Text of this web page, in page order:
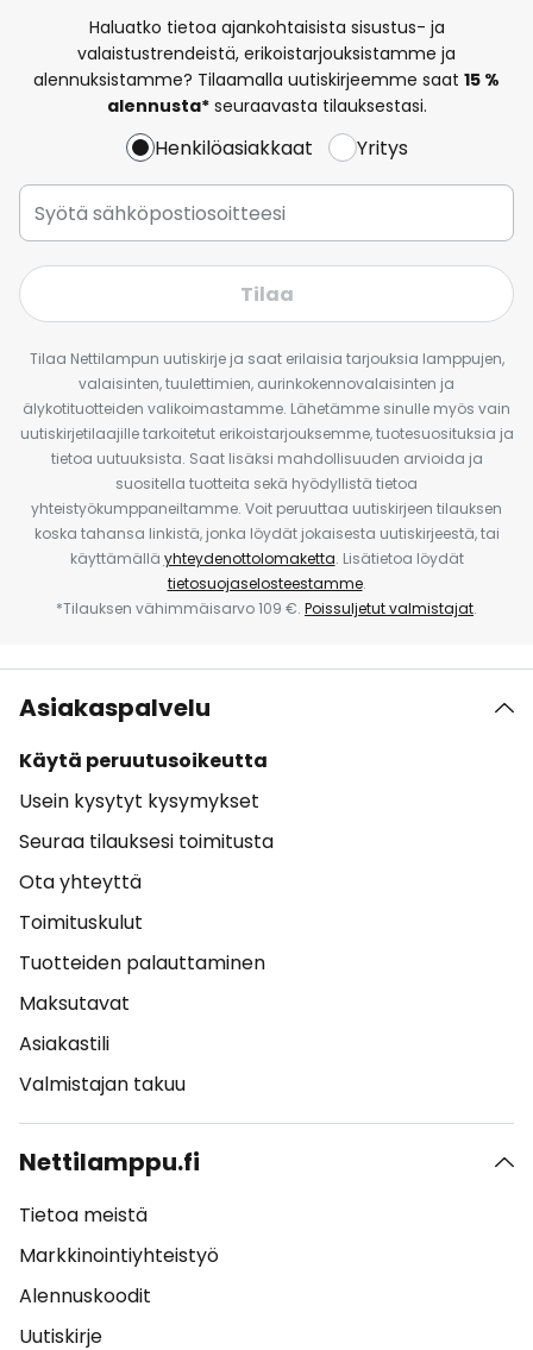
Haluatko tietoa ajankohtaisista sisustus- ja
valaistustrendeistä, erikoistarjouksistamme ja
alennuksistamme? Tilaamalla uutiskirjeemme saat 15 %
alennusta*seuraavasta tilauksestasi.
Henkilöasiakkaat Yritys
Tilaa
Tilaa Nettilampun uutiskirje ja saat erilaisia tarjouksia lamppujen,
valaisinten, tuulettimien, aurinkokennovalaisinten ja
älykotituotteiden valikoimastamme. Lähetämme sinulle myös vain
uutiskirjetilaajille tarkoitetut erikoistarjouksemme, tuotesuosituksia ja
tietoa uutuuksista. Saat lisäksi mahdollisuuden arvioida ja
suositella tuotteita sekä hyödyllistä tietoa
yhteistyökumppaneiltamme. Voit peruuttaa uutiskirjeen tilauksen
koska tahansa linkistä, jonka löydät jokaisesta uutiskirjeestä, tai
käyttämällä yhteydenottolomaketta. Lisätietoa löydät
tietosuojaselosteestamme.
*Tilauksen vähimmäisarvo 109 €. Poissuljetut valmistajat.
Asiakaspalvelu
Käytä peruutusoikeutta
Usein kysytyt kysymykset
Seuraa tilauksesi toimitusta
Ota yhteyttä
Toimituskulut
Tuotteiden palauttaminen
Maksutavat
Asiakastili
Valmistajan takuu
Nettilamppu.fi
Tietoa meistä
Markkinointiyhteistyö
Alennuskoodit
Uutiskirje